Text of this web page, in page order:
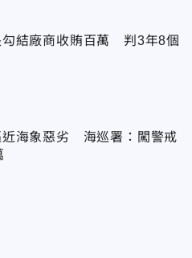
勾結廠商收賄百萬 判3年8個
近海象惡劣 海巡署：闖警戒